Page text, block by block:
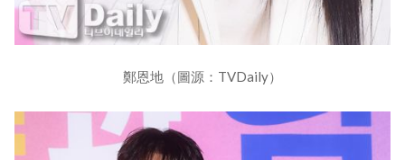
鄭恩地（圖源：TVDaily）